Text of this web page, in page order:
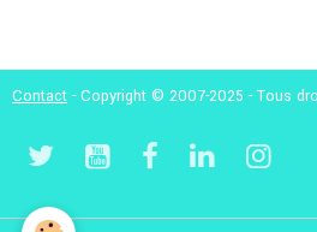
Contact - Copyright © 2007-2025 - Tous